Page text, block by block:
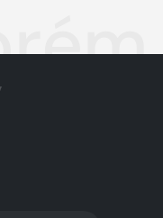
SVĚTLÝ/TMAVÝ REŽIM